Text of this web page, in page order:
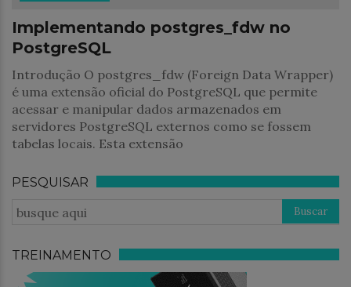
Implementando postgres_fdw no
PostgreSQL
Introdução O postgres_fdw (Foreign Data Wrapper)
é uma extensão oficial do PostgreSQL que permite
acessar e manipular dados armazenados em
servidores PostgreSQL externos como se fossem
tabelas locais. Esta extensão
PESQUISAR
TREINAMENTO